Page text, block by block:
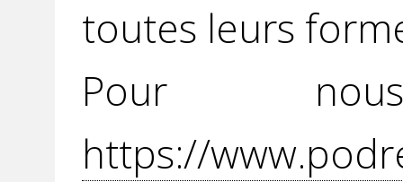
toutes leurs
Pour
https://